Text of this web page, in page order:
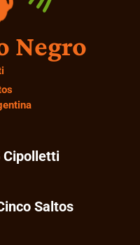
Negro
Cipolletti
Saltos